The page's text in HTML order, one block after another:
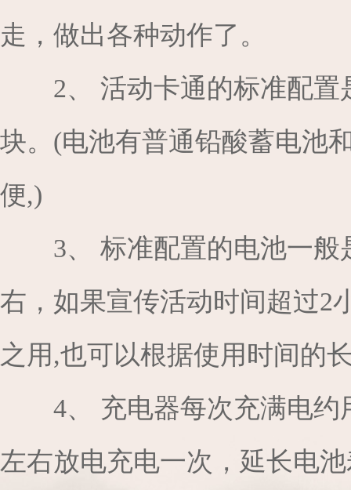
走，做出各种动作了。
2、 活动卡通的标准配
块。(电池有普通铅酸蓄电池
便,)
3、 标准配置的电池一
右，如果宣传活动时间超过2
之用,也可以根据使用时间的
4、 充电器每次充满电
左右放电充电一次，延长电